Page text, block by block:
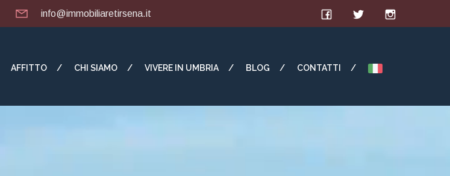
info@immobiliaretirsena.it
AFFITTO CHI SIAMO VIVERE IN UMBRIA BLOG CONTATTI